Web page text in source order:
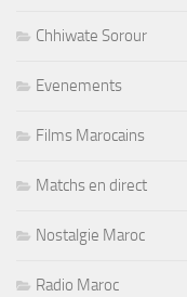
Chhiwate Sorour
Evenements
Films Marocains
Matchs en direct
Nostalgie Maroc
Radio Maroc